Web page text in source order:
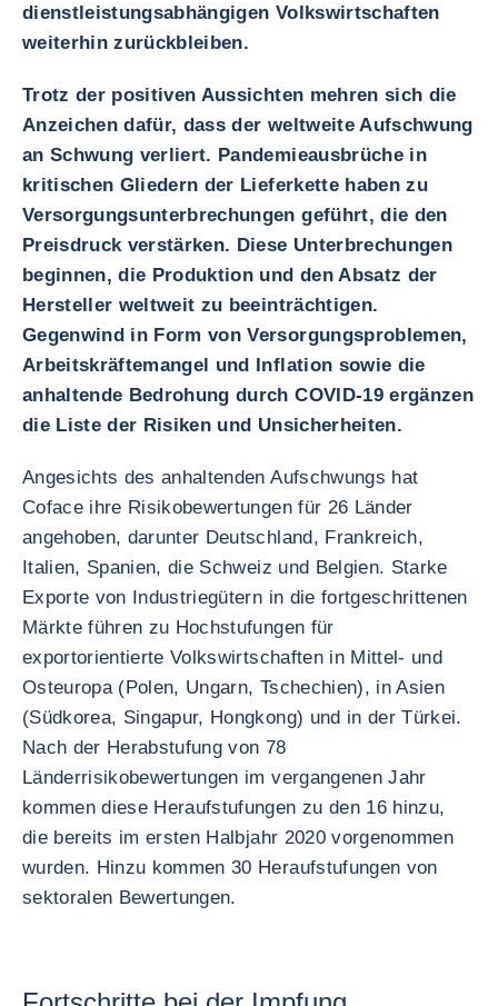
dienstleistungsabhängigen Volkswirtschaften
weiterhin zurückbleiben.
Trotz der positiven Aussichten mehren sich die
Anzeichen dafür, dass der weltweite Aufschwung
an Schwung verliert. Pandemieausbrüche in
kritischen Gliedern der Lieferkette haben zu
Versorgungsunterbrechungen geführt, die den
Preisdruck verstärken. Diese Unterbrechungen
beginnen, die Produktion und den Absatz der
Hersteller weltweit zu beeinträchtigen.
Gegenwind in Form von Versorgungsproblemen,
Arbeitskräftemangel und Inflation sowie die
anhaltende Bedrohung durch COVID-19 ergänzen
die Liste der Risiken und Unsicherheiten.
Angesichts des anhaltenden Aufschwungs hat
Coface ihre Risikobewertungen für 26 Länder
angehoben, darunter Deutschland, Frankreich,
Italien, Spanien, die Schweiz und Belgien. Starke
Exporte von Industriegütern in die fortgeschrittenen
Märkte führen zu Hochstufungen für
exportorientierte Volkswirtschaften in Mittel- und
Osteuropa (Polen, Ungarn, Tschechien), in Asien
(Südkorea, Singapur, Hongkong) und in der Türkei.
Nach der Herabstufung von 78
Länderrisikobewertungen im vergangenen Jahr
kommen diese Heraufstufungen zu den 16 hinzu,
die bereits im ersten Halbjahr 2020 vorgenommen
wurden. Hinzu kommen 30 Heraufstufungen von
sektoralen Bewertungen.